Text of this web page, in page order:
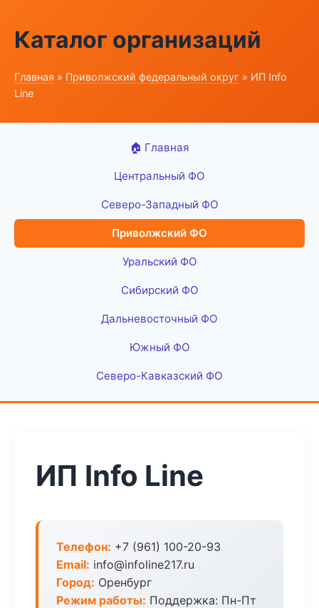
Каталог организаций
Главная » Приволжский федеральный округ » ИП Info
Line
🏠 Главная
Центральный ФО
Северо-Западный ФО
Приволжский ФО
Уральский ФО
Сибирский ФО
Дальневосточный ФО
Южный ФО
Северо-Кавказский ФО
ИП Info Line
Телефон: +7 (961) 100-20-93
Email: info@infoline217.ru
Город: Оренбург
Режим работы: Поддержка: Пн-Пт